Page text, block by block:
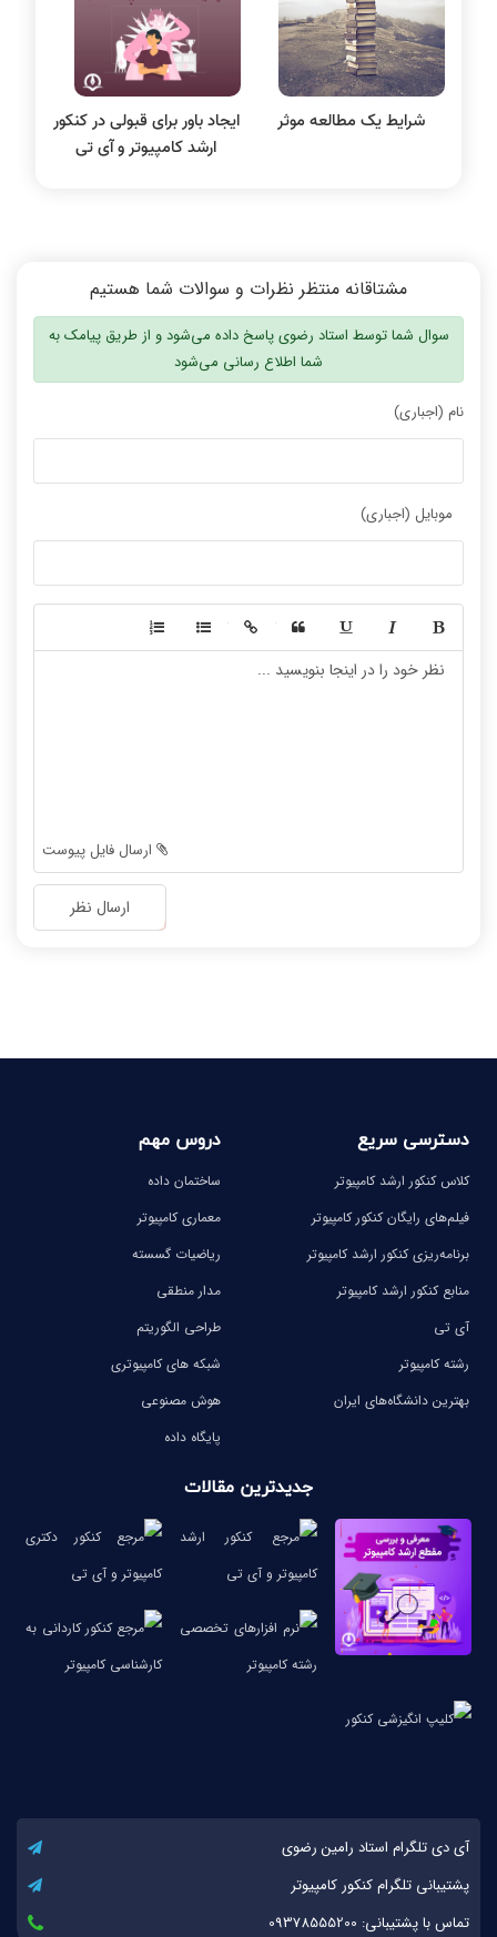
سیگنال و سیستمها
شرایط یک مطالعه موثر
ایجاد باور برای قبولی در کنکور
ارشد کامپیوتر و آی تی
مشتاقانه منتظر نظرات و سوالات شما هستیم
سوال شما توسط استاد رضوی پاسخ داده می‌شود و از طریق پیامک به
شما اطلاع رسانی می‌شود
نام (اجباری)
موبایل (اجباری)
-
-
-
-
-
-
ارسال نظر
دسترسی سریع
کلاس کنکور ارشد کامپیوتر
فیلم‌های رایگان کنکور کامپیوتر
برنامه‌ریزی کنکور ارشد کامپیوتر
منابع کنکور ارشد کامپیوتر
آی تی
رشته کامپیوتر
بهترین دانشگاه‌های ایران
دروس مهم
ساختمان داده
معماری کامپیوتر
ریاضیات گسسته
مدار منطقی
طراحی الگوریتم
شبکه های کامپیوتری
هوش مصنوعی
پایگاه داده
جدیدترین مقالات
آی دی تلگرام استاد رامین رضوی
پشتیبانی تلگرام کنکور کامپیوتر
تماس با پشتیبانی: 09378555200